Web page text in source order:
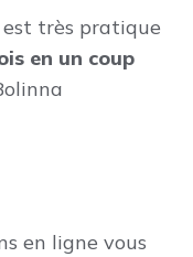
est très pratique
en un coup
en ligne vous